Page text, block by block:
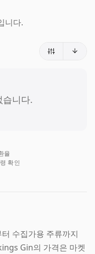
니다.
습니다.
율
확인
수집가용 주류까지
Gin의 가격은 마켓